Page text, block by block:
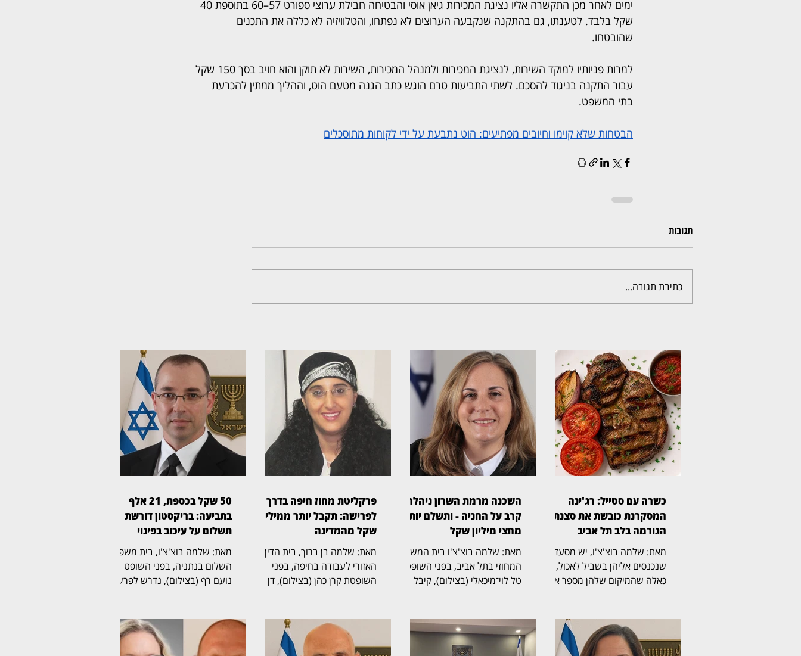
שקל בלבד. לטענתו, גם בהתקנה שנקבעה הערוצים לא נפתחו, והטלוויזיה לא כללה את התכנים
שהובטחו.
למרות פניותיו למוקד השירות, לנציגת המכירות ולמנהל המכירות, השירות לא תוקן והוא חויב בסך 150 שקל
עבור התקנה בניגוד להסכם. לשתי התביעות טרם הוגש כתב הגנה מטעם הוט, וההליך ממתין להכרעת
בתי המשפט.
הבטחות שלא קוימו וחיובים מפתיעים: הוט נתבעת על ידי לקוחות מתוסכלים
תגובות
כתיבת תגובה...
כשרה עם סטייל: רג'ינה
המסקרנת כובשת את סצנת
הגורמה בלב תל אביב
מאת: שלמה בוצ'צ'ו, יש מסעדות
שנכנסים אליהן בשביל לאכול, ויש
כאלה שהמיקום שלהן מספר את
כשרה וגינת אירועים במבנה 10
במתחם התחנה שבנווה צדק,
משלבת מבנה היסטורי, גינה
השכנה מרמת השרון ניהלה
קרב על החניה - ותשלם יותר
מחצי מיליון שקל
מאת: שלמה בוצ'צ'ו בית המשפט
המחוזי בתל אביב, בפני השופטת
טל לוי־מיכאלי (בצילום), קיבל
הדין נקבע כי החניה שבמחלוקת
שייכת לבעלי הדירה שתבעו,
ובעלת דירה אחרת בבניין חויבה
פרקליטת מחוז חיפה בדרך
לפרישה: תקבל יותר ממיליון
שקל מהמדינה
מאת: שלמה בן ברוך, בית הדין
האזורי לעבודה בחיפה, בפני
השופטת קרן כהן (בצילום), דן
התפקידים הבכירים בפרקליטות
המדינה, ובמחלוקת על תנאי
הפרישה, השכר והזכויות
50 שקל בכספת, 21 אלף
בתביעה: בריקסטון דורשת
תשלום על עיכוב בפינוי
מאת: שלמה בוצ'צ'ו, בית משפט
השלום בנתניה, בפני השופט
נועם רף (בצילום), נדרש לפרשה
שטר בודד של 50 שקל,
והתגלגלה לשני הליכים משפטיים
נפרדים. בריקסטון כספות פעלה